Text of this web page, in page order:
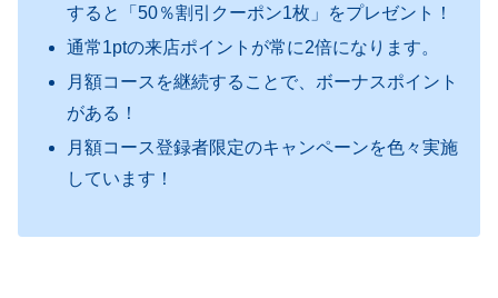
すると「50％割引クーポン1枚」をプレゼント！
通常1ptの来店ポイントが常に2倍になります。
月額コースを継続することで、ボーナスポイント
がある！
月額コース登録者限定のキャンペーンを色々実施
しています！